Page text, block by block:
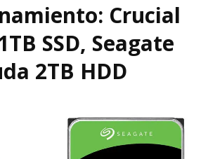
Crucial
SSD, Seagate
2TB HDD